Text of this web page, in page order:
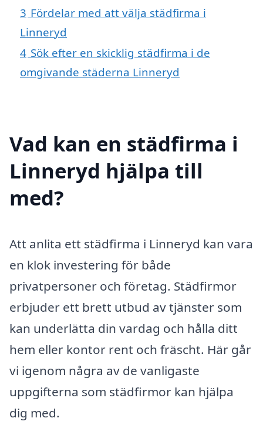
3 Fördelar med att välja städfirma i
Linneryd
4 Sök efter en skicklig städfirma i de
omgivande städerna Linneryd
Vad kan en städfirma i
Linneryd hjälpa till
med?
Att anlita ett städfirma i Linneryd kan vara
en klok investering för både
privatpersoner och företag. Städfirmor
erbjuder ett brett utbud av tjänster som
kan underlätta din vardag och hålla ditt
hem eller kontor rent och fräscht. Här går
vi igenom några av de vanligaste
uppgifterna som städfirmor kan hjälpa
dig med.